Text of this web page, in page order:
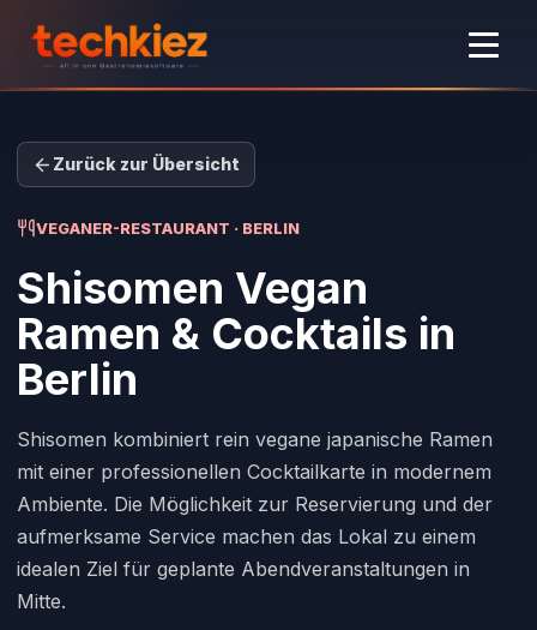
Zurück zur Übersicht
VEGANER-RESTAURANT · BERLIN
Shisomen Vegan
Ramen & Cocktails in
Berlin
Shisomen kombiniert rein vegane japanische Ramen
mit einer professionellen Cocktailkarte in modernem
Ambiente. Die Möglichkeit zur Reservierung und der
aufmerksame Service machen das Lokal zu einem
idealen Ziel für geplante Abendveranstaltungen in
Mitte.